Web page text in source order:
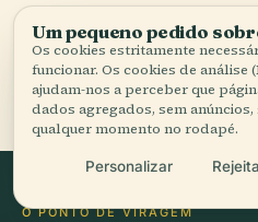
olhar para o mar e
responder. Nessa altura,
sede de poder, mas uma
servia marinheiros em
guerra.
O PONTO DE VIRAGEM
Um pequeno pedido
Os cookies estritamente
funcionar. Os cookies de análise
ajudam-nos a perceber que
dados agregados, sem
qualquer momento no rodapé.
Personalizar